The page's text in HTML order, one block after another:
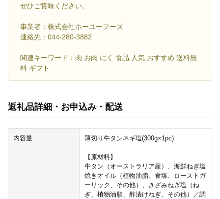
ぜひご賞味ください。
事業者：株式会社ホーユーフーズ
連絡先：044-280-3882
関連キーワード：肉 お肉 にく 食品 人気 おすすめ 送料無
料 ギフト
返礼品詳細・お申込み・配送
内容量 薄切り牛タンネギ塩(300g×1pc)
【原材料】
牛タン（オーストラリア産）、海鮮ねぎ塩
焼きオイル（植物油脂、食塩、ローストガ
ーリック、その他）、きざみねぎ塩（ね
ぎ、植物油脂、酢漬けねぎ、その他）／調